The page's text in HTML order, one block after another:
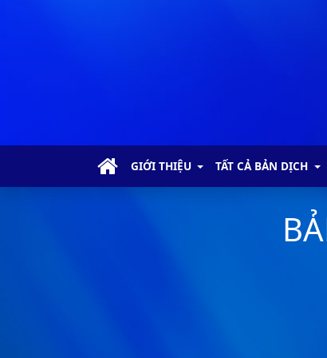
GIỚI THIỆU TẤT CẢ BẢN DỊCH